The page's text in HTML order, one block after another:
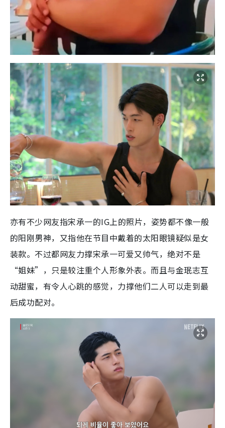
亦有不少网友指宋承一的IG上的照片，姿势都不像一般
的阳刚男神，又指他在节目中戴着的太阳眼镜疑似是女
装款。不过都网友力撑宋承一可爱又帅气，绝对不是
“姐妹”，只是较注重个人形象外表。而且与金珉志互
动甜蜜，有令人心跳的感觉，力撑他们二人可以走到最
后成功配对。